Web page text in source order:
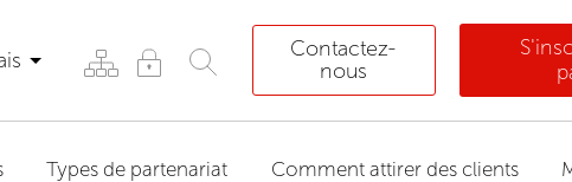
Contactez-
nous
Types de partenariat Comment attirer des clients